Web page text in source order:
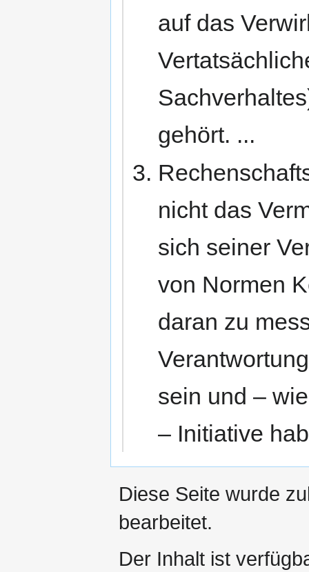
auf das
gehört. ...
nicht das
sich seiner
von Normen
daran zu
sein und –
– Initiative
Diese Seite wurde
bearbeitet.
Der Inhalt ist